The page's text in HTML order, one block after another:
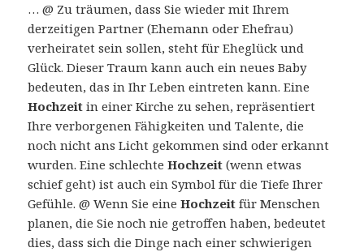
… @ Zu träumen, dass Sie wieder mit Ihrem
derzeitigen Partner (Ehemann oder Ehefrau)
verheiratet sein sollen, steht für Eheglück und
Glück. Dieser Traum kann auch ein neues Baby
bedeuten, das in Ihr Leben eintreten kann. Eine
Hochzeit in einer Kirche zu sehen, repräsentiert
Ihre verborgenen Fähigkeiten und Talente, die
noch nicht ans Licht gekommen sind oder erkannt
wurden. Eine schlechteHochzeit (wenn etwas
schief geht) ist auch ein Symbol für die Tiefe Ihrer
Gefühle. @ Wenn Sie eineHochzeit für Menschen
planen, die Sie noch nie getroffen haben, bedeutet
dies, dass sich die Dinge nach einer schwierigen